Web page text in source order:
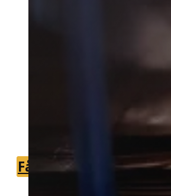
Musebekæmpelse i
relevant, hvis mus har
Vi forbinder dig med
du hurtigt kan få den
Få et tilbud +45 51